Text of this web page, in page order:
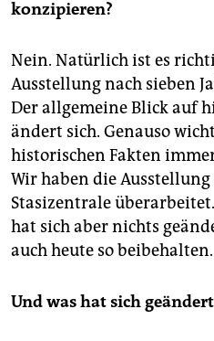
konzipieren?
Nein. Natürlich ist es
Ausstellung nach sieben
Der allgemeine Blick auf
ändert sich. Genauso
historischen Fakten
Wir haben die
Stasizentrale
hat sich aber nichts
auch heute so beibehalten.
Und was hat sich